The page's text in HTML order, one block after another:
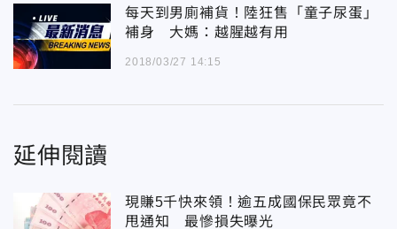
每天到男廁補貨！陸狂售「童子尿蛋」
補身 大媽：越腥越有用
2018/03/27 14:15
延伸閱讀
現賺5千快來領！逾五成國保民眾竟不
甩通知 最慘損失曝光